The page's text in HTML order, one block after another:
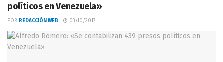
políticos en Venezuela»
POR REDACCIÓN WEB 03/10/2017